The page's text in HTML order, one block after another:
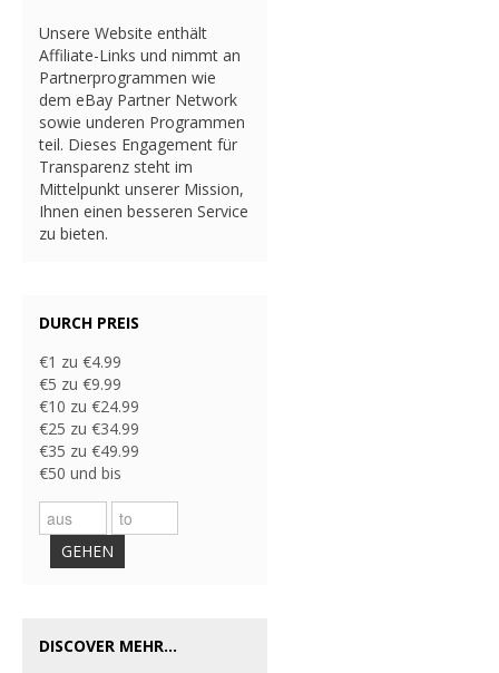
Unsere Website enthält
Affiliate-Links und nimmt an
Partnerprogrammen wie
dem eBay Partner Network
sowie underen Programmen
teil. Dieses Engagement für
Transparenz steht im
Mittelpunkt unserer Mission,
Ihnen einen besseren Service
zu bieten.
DURCH PREIS
€1 zu €4.99
€5 zu €9.99
€10 zu €24.99
€25 zu €34.99
€35 zu €49.99
€50 und bis
GEHEN
DISCOVER MEHR...